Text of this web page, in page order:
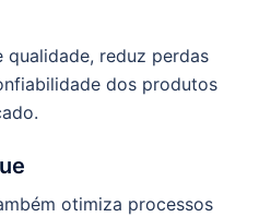
qualidade, reduz perdas
dos produtos
otimiza processos